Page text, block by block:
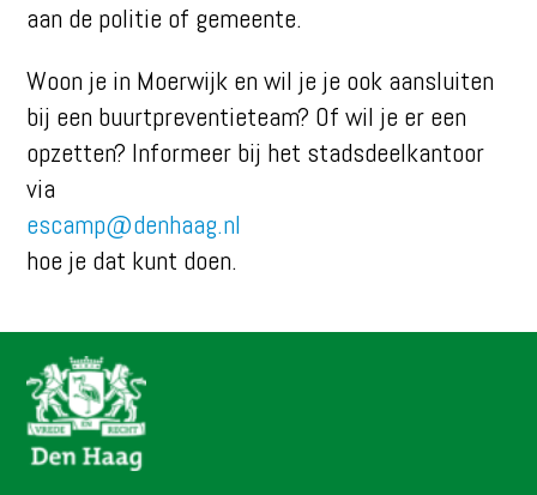
aan de politie of gemeente.
Woon je in Moerwijk en wil je je ook aansluiten
bij een buurtpreventieteam? Of wil je er een
opzetten? Informeer bij het stadsdeelkantoor
via
escamp@denhaag.nl
hoe je dat kunt doen.